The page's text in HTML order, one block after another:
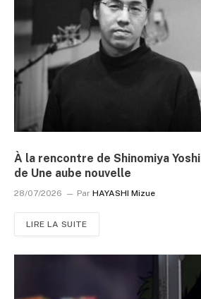
À la rencontre de Shinomiya
de Une aube nouvelle
28/07/2026 Par HAYASHI Mizue
LIRE LA SUITE